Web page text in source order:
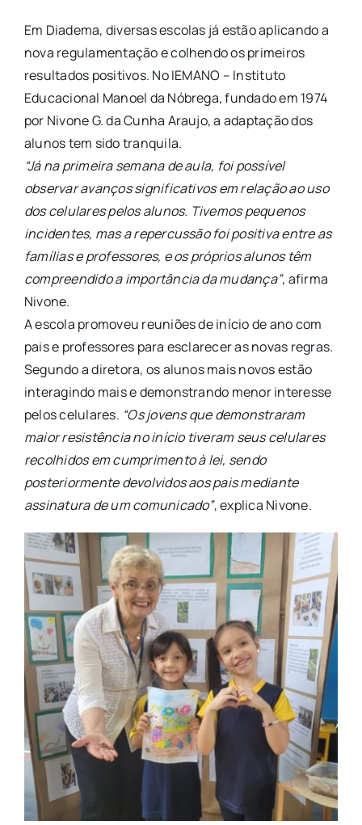
Em Diadema, diversas escolas já estão aplicando a
nova regulamentação e colhendo os primeiros
resultados positivos. No IEMANO – Instituto
Educacional Manoel da Nóbrega, fundado em 1974
por Nivone G. da Cunha Araujo, a adaptação dos
alunos tem sido tranquila.
“Já na primeira semana de aula, foi possível
observar avanços significativos em relação ao uso
dos celulares pelos alunos. Tivemos pequenos
incidentes, mas a repercussão foi positiva entre as
famílias e professores, e os próprios alunos têm
compreendido a importância da mudança”, afirma
Nivone.
A escola promoveu reuniões de início de ano com
pais e professores para esclarecer as novas regras.
Segundo a diretora, os alunos mais novos estão
interagindo mais e demonstrando menor interesse
pelos celulares. “Os jovens que demonstraram
maior resistência no início tiveram seus celulares
recolhidos em cumprimento à lei, sendo
posteriormente devolvidos aos pais mediante
assinatura de um comunicado”, explica Nivone.